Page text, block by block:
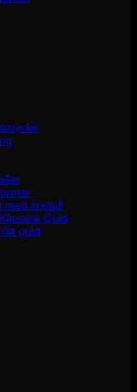
med kristall
Guld
guld